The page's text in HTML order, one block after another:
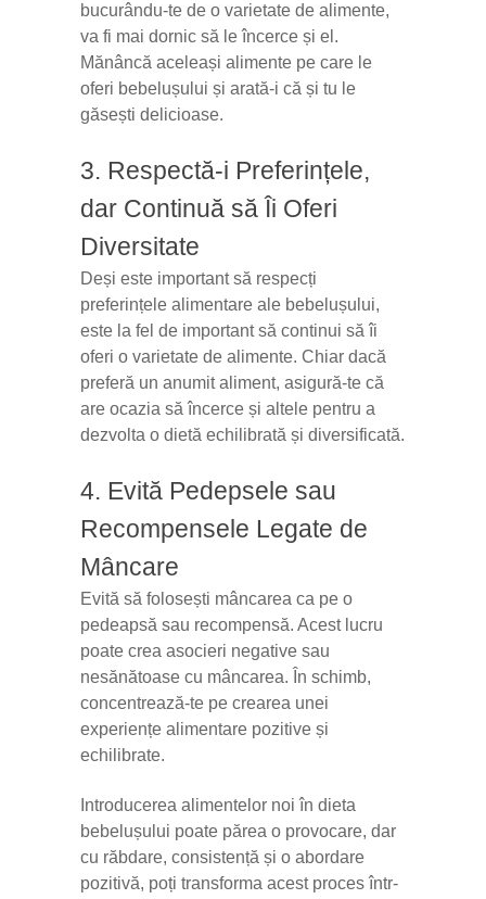
bucurându-te de o varietate de alimente,
va fi mai dornic să le încerce și el.
Mănâncă aceleași alimente pe care le
oferi bebelușului și arată-i că și tu le
găsești delicioase.
3. Respectă-i Preferințele,
dar Continuă să Îi Oferi
Diversitate
Deși este important să respecți
preferințele alimentare ale bebelușului,
este la fel de important să continui să îi
oferi o varietate de alimente. Chiar dacă
preferă un anumit aliment, asigură-te că
are ocazia să încerce și altele pentru a
dezvolta o dietă echilibrată și diversificată.
4. Evită Pedepsele sau
Recompensele Legate de
Mâncare
Evită să folosești mâncarea ca pe o
pedeapsă sau recompensă. Acest lucru
poate crea asocieri negative sau
nesănătoase cu mâncarea. În schimb,
concentrează-te pe crearea unei
experiențe alimentare pozitive și
echilibrate.
Introducerea alimentelor noi în dieta
bebelușului poate părea o provocare, dar
cu răbdare, consistență și o abordare
pozitivă, poți transforma acest proces într-